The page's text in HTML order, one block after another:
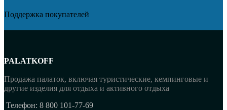
Поддержка покупателей
PALATKOFF
Продажа палаток, включая туристические, кемпинговые и
другие изделия для отдыха и активного отдыха
Телефон: 8 800 101-77-69